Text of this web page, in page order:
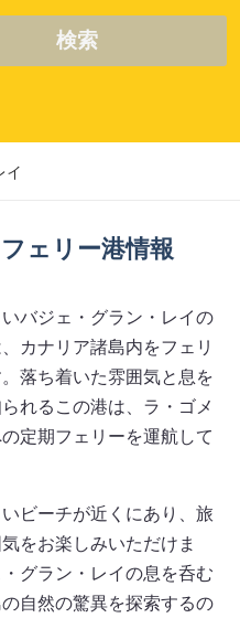
検索
イ
ェリー港情報
バジェ・グラン・レイの
カナリア諸島内をフェリ
落ち着いた雰囲気と息を
れるこの港は、ラ・ゴメ
定期フェリーを運航して
ビーチが近くにあり、旅
をお楽しみいただけま
グラン・レイの息を呑む
自然の驚異を探索するの